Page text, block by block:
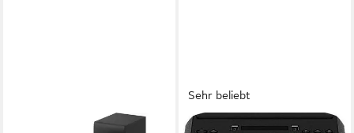
Sehr beliebt
LG